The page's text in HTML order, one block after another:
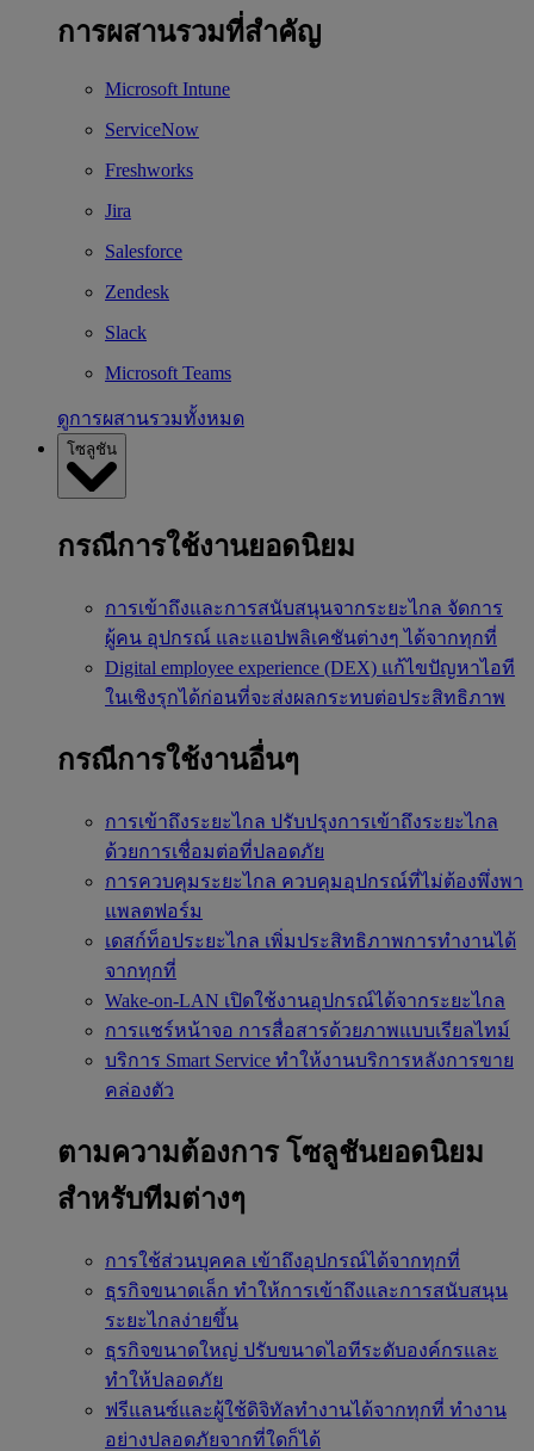
การผสานรวมที่สำคัญ
Microsoft Intune
ServiceNow
Freshworks
Jira
Salesforce
Zendesk
Slack
Microsoft Teams
ดูการผสานรวมทั้งหมด
โซลูชัน
กรณีการใช้งานยอดนิยม
การเข้าถึงและการสนับสนุนจากระยะไกล จัดการ
ผู้คน อุปกรณ์ และแอปพลิเคชันต่างๆ ได้จากทุกที่
Digital employee experience (DEX) แก้ไขปัญหาไอที
ในเชิงรุกได้ก่อนที่จะส่งผลกระทบต่อประสิทธิภาพ
กรณีการใช้งานอื่นๆ
การเข้าถึงระยะไกล ปรับปรุงการเข้าถึงระยะไกล
ด้วยการเชื่อมต่อที่ปลอดภัย
การควบคุมระยะไกล ควบคุมอุปกรณ์ที่ไม่ต้องพึ่งพา
แพลตฟอร์ม
เดสก์ท็อประยะไกล เพิ่มประสิทธิภาพการทำงานได้
จากทุกที่
Wake-on-LAN เปิดใช้งานอุปกรณ์ได้จากระยะไกล
การแชร์หน้าจอ การสื่อสารด้วยภาพแบบเรียลไทม์
บริการ Smart Service ทำให้งานบริการหลังการขาย
คล่องตัว
ตามความต้องการ โซลูชันยอดนิยม
สำหรับทีมต่างๆ
การใช้ส่วนบุคคล เข้าถึงอุปกรณ์ได้จากทุกที่
ธุรกิจขนาดเล็ก ทำให้การเข้าถึงและการสนับสนุน
ระยะไกลง่ายขึ้น
ธุรกิจขนาดใหญ่ ปรับขนาดไอทีระดับองค์กรและ
ทำให้ปลอดภัย
ฟรีแลนซ์และผู้ใช้ดิจิทัลทำงานได้จากทุกที่ ทำงาน
อย่างปลอดภัยจากที่ใดก็ได้